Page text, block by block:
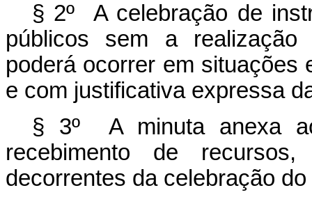
§ 2º A celebração de
públicos sem a realização
poderá ocorrer em situações
e com justificativa expressa
§ 3º A minuta anexa
recebimento de
decorrentes da celebração